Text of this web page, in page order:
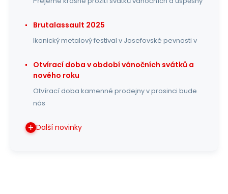
Brutalassault 2025
Ikonický metalový festival v Josefovské pevnosti v
Otvírací doba v období vánočních svátků a
nového roku
Otvírací doba kamenné prodejny v prosinci bude
nás
Další novinky